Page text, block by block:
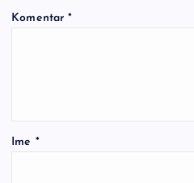
Komentar*
Ime *